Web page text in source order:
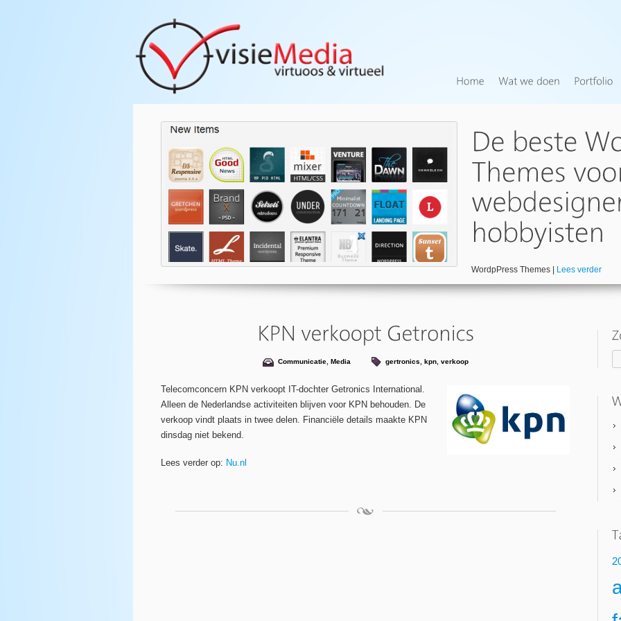
WordpPress Themes | Lees verder
Communicatie Media gertronics kpn verkoop
Telecomconcern KPN verkoopt IT-dochter Getronics International.
Alleen de Nederlandse activiteiten blijven voor KPN behouden. De
verkoop vindt plaats in twee delen. Financiële details maakte KPN
dinsdag niet bekend.
Lees verder op: Nu.nl